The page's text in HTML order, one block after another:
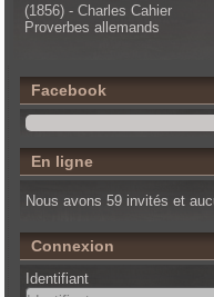
(1856) - Charles Cahier
Proverbes allemands
Facebook
En ligne
Nous avons 59 invités et
Connexion
Identifiant